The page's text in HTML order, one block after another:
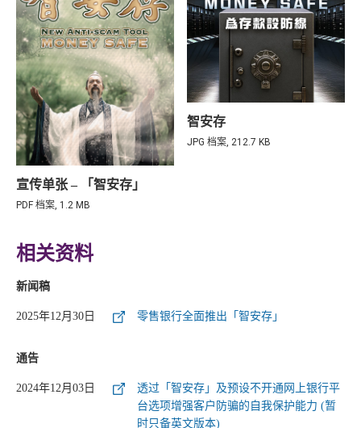
宣传单张 – 「智安存」
PDF 档案, 1.2 MB
智安存
JPG 档案, 212.7 KB
相关资料
新闻稿
2025年12月30日 零售银行全面推出「智安存」
通告
2024年12月03日
透过「智安存」及预设不开通网上银行平
台选项增强客户防骗的自我保护能力 (暂
时只备英文版本)